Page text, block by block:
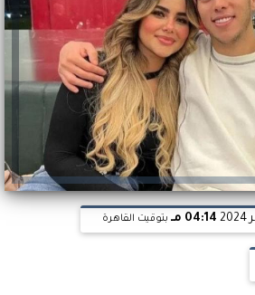
04:14 مـ بتوقيت القاهرة